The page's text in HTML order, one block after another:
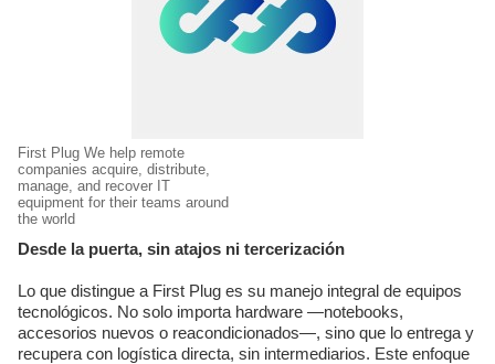
First Plug We help remote
companies acquire, distribute,
manage, and recover IT
equipment for their teams around
the world
Desde la puerta, sin atajos ni tercerización
Lo que distingue a First Plug es su manejo integral de equipos
tecnológicos. No solo importa hardware —notebooks,
accesorios nuevos o reacondicionados—, sino que lo entrega y
recupera con logística directa, sin intermediarios. Este enfoque